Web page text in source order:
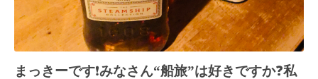
まっきーです❗️みなさん“船旅”は好きですか❓私